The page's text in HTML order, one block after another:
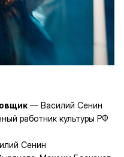
— Василий Сенин
работник культуры РФ
Сенин